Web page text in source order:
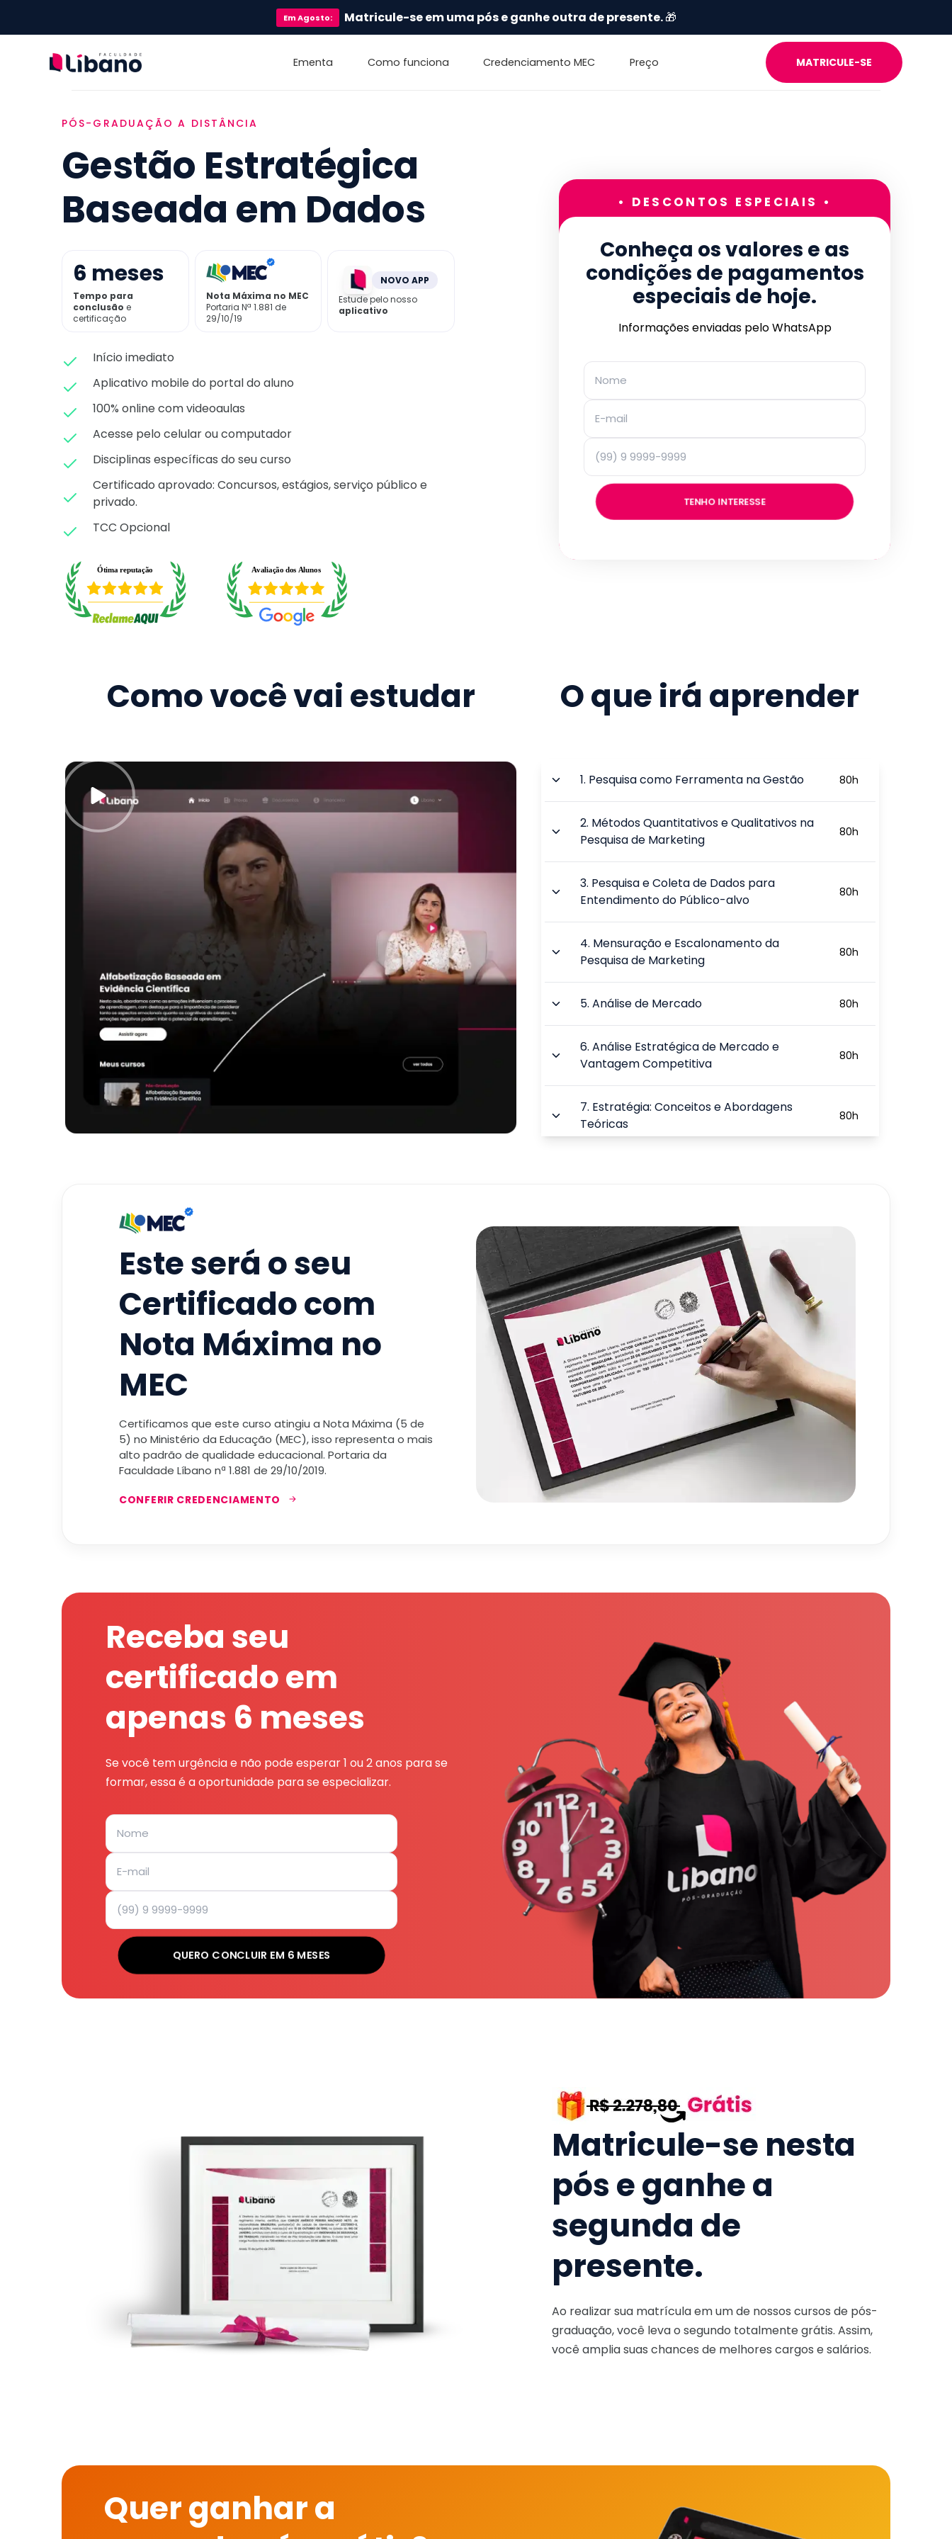
EmAgosto: Matricule-se em uma pós e ganhe outra de presente.🎁
Ementa Como funciona Credenciamento MEC Preço MATRICULE-SE
PÓS-GRADUAÇÃO A DISTÂNCIA
Gestão Estratégica
Baseada em Dados
6 meses
Tempo para
conclusão e
certificação
Nota Máxima no MEC
Portaria Nª 1.881 de
29/10/19
NOVO APP
Estude pelo nosso
aplicativo
Início imediato
Aplicativo mobile do portal do aluno
100% online com videoaulas
Acesse pelo celular ou computador
Disciplinas específicas do seu curso
Certificado aprovado: Concursos, estágios, serviço público e
privado.
TCC Opcional
• DESCONTOS ESPECIAIS •
Conheça os valores e as
condições de pagamentos
especiais de hoje.
Informações enviadas pelo WhatsApp
TENHO INTERESSE
Como você vai estudar O que irá aprender
1. Pesquisa como Ferramenta na Gestão 80h
2. Métodos Quantitativos e Qualitativos na
Pesquisa de Marketing
80h
3. Pesquisa e Coleta de Dados para
Entendimento do Público-alvo
80h
4. Mensuração e Escalonamento da
Pesquisa de Marketing
80h
5.Análise de Mercado 80h
6.Análise Estratégica de Mercado e
Vantagem Competitiva
80h
7. Estratégia: Conceitos e Abordagens
Teóricas
80h
9.Proposta de Valor: Estratégia do
Oceano Azul e o Value Stick
TOTAL:
Este será o seu
Certificado com
Nota Máxima no
MEC
Certificamos que este curso atingiu a Nota Máxima (5 de
5) no Ministério da Educação (MEC), isso representa o mais
alto padrão de qualidade educacional. Portaria da
Faculdade Líbano nª 1.881 de 29/10/2019.
CONFERIR CREDENCIAMENTO
Receba seu
certificado em
apenas 6 meses
Se você tem urgência e não pode esperar 1 ou 2 anos para se
formar, essa é a oportunidade para se especializar.
QUERO CONCLUIR EM 6 MESES
Matricule-se nesta
pós e ganhe a
segunda de
presente.
Ao realizar sua matrícula em um de nossos cursos de pós-
graduação, você leva o segundo totalmente grátis. Assim,
você amplia suas chances de melhores cargos e salários.
Quer ganhar a